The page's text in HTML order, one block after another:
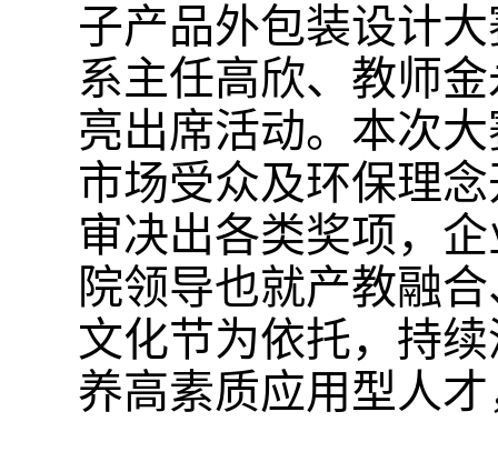
子产品外包装设计
系主任高欣、教师
亮出席活动。本次
市场受众及环保理
审决出各类奖项，
院领导也就产教融
文化节为依托，持
养高素质应用型人